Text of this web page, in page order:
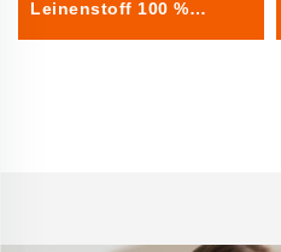
Leinenstoff 100 %